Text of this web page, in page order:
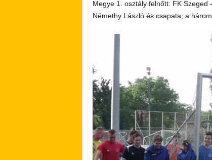
Megye 1. osztály felnőtt: FK Szeged
Némethy László és csapata, a